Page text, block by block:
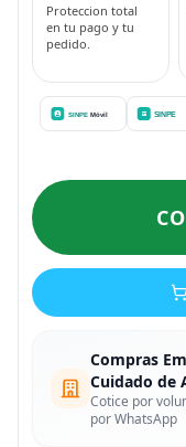
Proteccion total
en tu pago y tu
pedido.
Compras
Cuidado de
Cotice por
por WhatsApp